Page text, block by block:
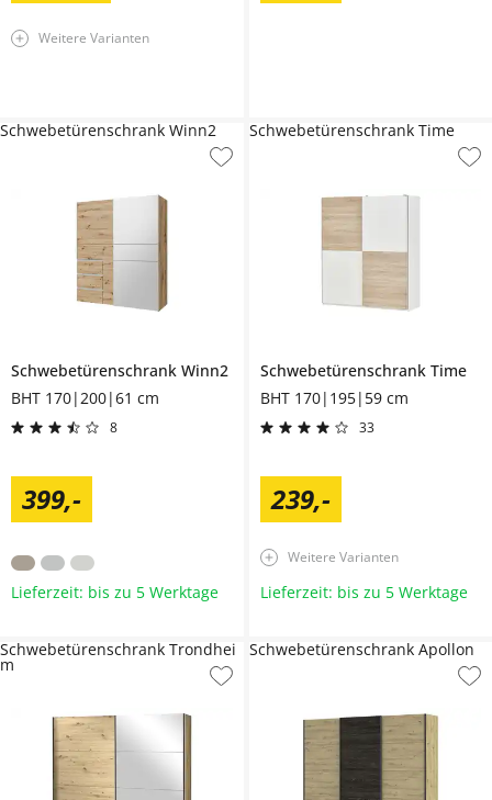
Weitere Varianten
Schwebetürenschrank Winn2
BHT 170|200|61 cm
8
399,-
Schwebetürenschrank Winn2
Lieferzeit: bis zu 5 Werktage
Schwebetürenschrank Time
BHT 170|195|59 cm
33
239,-
Schwebetürenschrank Time
Weitere Varianten
Lieferzeit: bis zu 5 Werktage
Schwebetürenschrank Trondhei
m
Schwebetürenschrank Apollon